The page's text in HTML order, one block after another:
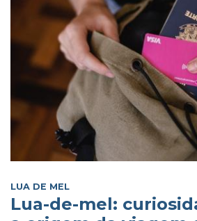
LUA DE MEL
Lua-de-mel: